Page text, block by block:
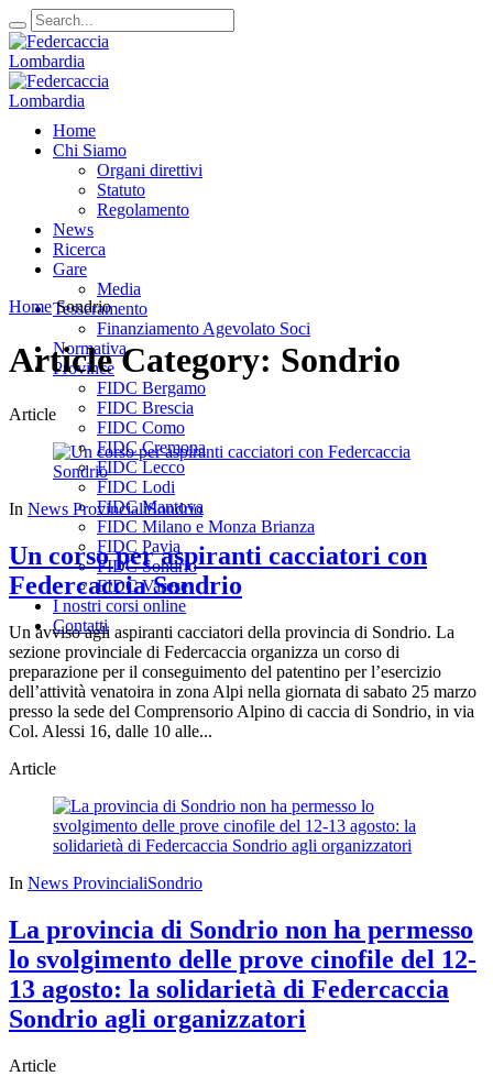
Home
Chi Siamo
Organi direttivi
Statuto
Regolamento
News
Ricerca
Gare
Media
Tesseramento
Finanziamento Agevolato Soci
Normativa
Province
FIDC Bergamo
FIDC Brescia
FIDC Como
FIDC Cremona
FIDC Lecco
FIDC Lodi
FIDC Mantova
FIDC Milano e Monza Brianza
FIDC Pavia
FIDC Sondrio
FIDC Varese
I nostri corsi online
Contatti
Home Sondrio
Article Category: Sondrio
Article
In News ProvincialiSondrio
Un corso per aspiranti cacciatori con
Federcaccia Sondrio
Un avviso agli aspiranti cacciatori della provincia di Sondrio. La
sezione provinciale di Federcaccia organizza un corso di
preparazione per il conseguimento del patentino per l’esercizio
dell’attività venatoira in zona Alpi nella giornata di sabato 25 marzo
presso la sede del Comprensorio Alpino di caccia di Sondrio, in via
Col. Alessi 16, dalle 10 alle...
Article
In News ProvincialiSondrio
La provincia di Sondrio non ha permesso
lo svolgimento delle prove cinofile del 12-
13 agosto: la solidarietà di Federcaccia
Sondrio agli organizzatori
Article